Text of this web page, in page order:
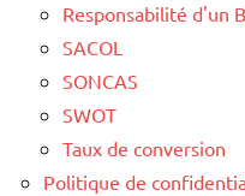
Responsabilité d'un
SACOL
SONCAS
SWOT
Taux de conversion
Politique de